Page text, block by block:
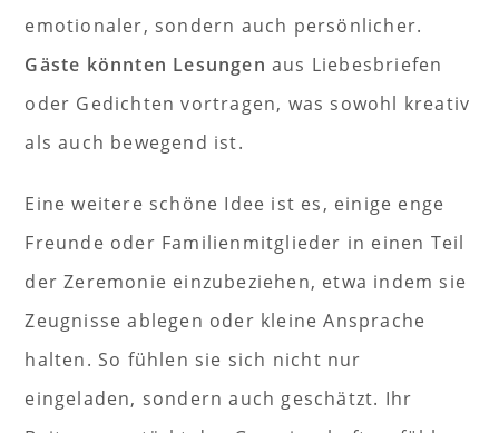
emotionaler, sondern auch persönlicher.
Gäste könnten Lesungen aus Liebesbriefen
oder Gedichten vortragen, was sowohl kreativ
als auch bewegend ist.
Eine weitere schöne Idee ist es, einige enge
Freunde oder Familienmitglieder in einen Teil
der Zeremonie einzubeziehen, etwa indem sie
Zeugnisse ablegen oder kleine Ansprache
halten. So fühlen sie sich nicht nur
eingeladen, sondern auch geschätzt. Ihr